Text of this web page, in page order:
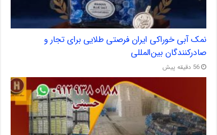
نمک آبی خوراکی ایران فرصتی طلایی برای تجار و
صادرکنندگان بین‌المللی
56 دقیقه پیش